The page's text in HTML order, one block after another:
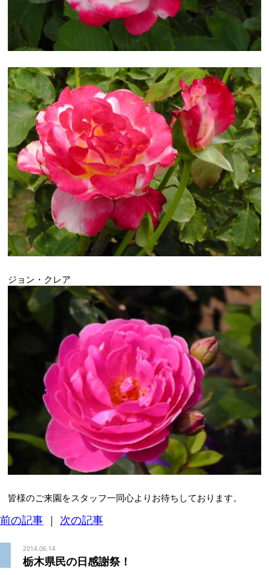
ジョン・クレア
皆様のご来園をスタッフ一同心よりお待ちしております。
前の記事 ｜ 次の記事
2014.06.14
栃木県民の日感謝祭！